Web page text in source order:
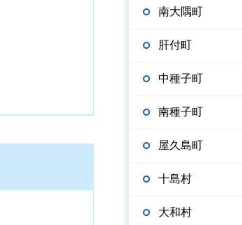
南大隅町
肝付町
中種子町
南種子町
屋久島町
十島村
大和村